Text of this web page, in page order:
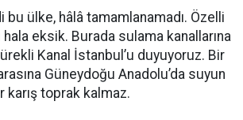
bu ülke, hâlâ tamamlanamadı. Özelli
hala eksik. Burada sulama kanallarına
Kanal İstanbul’u duyuyoruz. Bir
Güneydoğu Anadolu’da suyun
toprak kalmaz.